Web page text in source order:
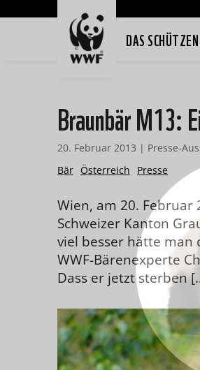
DAS
Braunbär M13:
20. Februar 2013 | Presse-
Bär Österreich Presse
Wien, am 20. Februar
Schweizer Kanton
viel besser hätte
WWF-Bärenexperte
Dass er jetzt sterben